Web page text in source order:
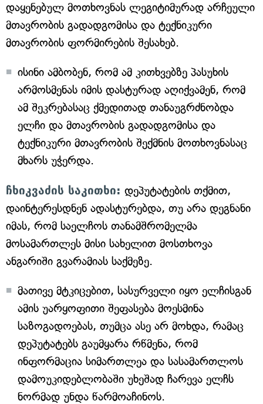
დაყენებულ მოთხოვნას ლეგიტიმურად არჩეული
მთავრობის გადადგომისა და ტექნიკური
მთავრობის ფორმირების შესახებ.
ისინი ამბობენ, რომ ამ კითხვებზე პასუხის
არმოსმენას იმის დასტურად აღიქვამენ, რომ
ამ შეკრებასაც ქმედითად თანაუგრძნობდა
ელჩი და მთავრობის გადადგომისა და
ტექნიკური მთავრობის შექმნის მოთხოვნასაც
მხარს უჭერდა.
ჩხიკვაძის საკითხი: დეპუტატების თქმით,
დაინტერესდნენ ადასტურებდა, თუ არა დეგნანი
იმას, რომ საელჩოს თანამშრომელმა
მოსამართლეს მისი სახელით მოსთხოვა
ანგარიში გვარამიას საქმეზე.
მათივე მტკიცებით, სასურველი იყო ელჩისგან
ამის უარყოფითი შეფასება მოესმინა
საზოგადოებას, თუმცა ასე არ მოხდა, რამაც
დეპუტატებს გაუმყარა რწმენა, რომ
ინფორმაცია სიმართლეა და სასამართლოს
დამოუკიდებლობაში უხეშად ჩარევა ელჩს
ნორმად უნდა წარმოაჩინოს.